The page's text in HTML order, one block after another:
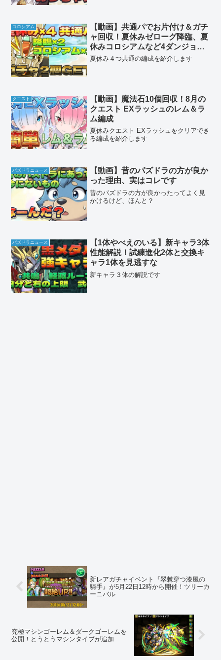
コロシアム
【動画】共通パでお片付け＆ガチ
ャ回収！夏休みゼローグ降臨、夏
休みコロシアムなど4ダンジョン
のF91周回パ
夏休み４つ共通の編成を紹介します
クエスト
【動画】魔法石10個回収！8月の
クエスト EXラッシュのレム＆ラ
ム編成
夏休みクエスト EXラッシュをクリアでき
る編成を紹介します
パズドラニュース
【動画】昔のパズドラの方が良か
った理由、実はコレです
昔のパズドラの方が良かったってよく見
かけるけど、ほんと？
パズドラニュース
【1体やべえのいる】新キャラ3体
性能解説！試練進化2体と交換キ
ャラ1体を見逃すな
新キャラ３体の解説です
新レアガチャイベント『翠棘穿つ漆風の
騎手』が5月22日12時から開催！ツリーカ
ーニバル
究極マシンゴーレム＆ダークゴーレムを
公開！とうとうマシンタイプが追加